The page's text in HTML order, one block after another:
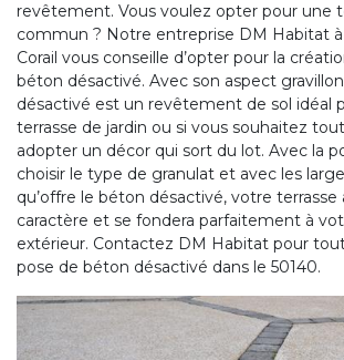
revêtement. Vous voulez opter pour une
commun ? Notre entreprise DM Habitat à
Corail vous conseille d’opter pour la
béton désactivé. Avec son aspect
désactivé est un revêtement de sol idéal
terrasse de jardin ou si vous souhaitez
adopter un décor qui sort du lot. Avec la
choisir le type de granulat et avec les
qu’offre le béton désactivé, votre terrasse
caractère et se fondera parfaitement à
extérieur. Contactez DM Habitat pour
pose de béton désactivé dans le 50140.